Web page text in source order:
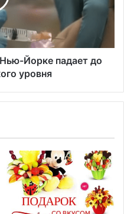
Йорке падает до
уровня